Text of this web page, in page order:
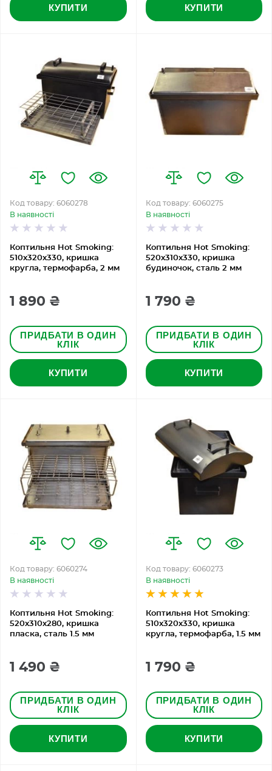
КУПИТИ КУПИТИ
Коптильня Hot Smoking:
510х320х330, кришка
кругла, термофарба, 2 мм
Код товару: 6060278
В наявності
1 890 ₴
ПРИДБАТИ В ОДИН
КЛІК
КУПИТИ
Коптильня Hot Smoking:
520х310х330, кришка
будиночок, сталь 2 мм
Код товару: 6060275
В наявності
1 790 ₴
ПРИДБАТИ В ОДИН
КЛІК
КУПИТИ
Коптильня Hot Smoking:
520х310х280, кришка
пласка, сталь 1.5 мм
Код товару: 6060274
В наявності
1 490 ₴
ПРИДБАТИ В ОДИН
КЛІК
КУПИТИ
Коптильня Hot Smoking:
510х320х330, кришка
кругла, термофарба, 1.5 мм
Код товару: 6060273
В наявності
1 790 ₴
ПРИДБАТИ В ОДИН
КЛІК
КУПИТИ